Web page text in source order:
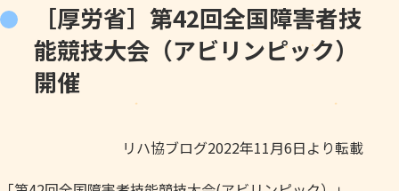
［厚労省］第42回全国障害者技
能競技大会（アビリンピック）
開催
リハ協ブログ2022年11月6日より転載